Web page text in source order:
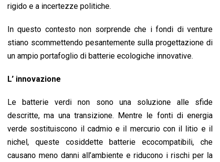
rigido e a incertezze politiche.
In questo contesto non sorprende che i fondi di venture
stiano scommettendo pesantemente sulla progettazione di
un ampio portafoglio di batterie ecologiche innovative.
L’ innovazione
Le batterie verdi non sono una soluzione alle sfide
descritte, ma una transizione. Mentre le fonti di energia
verde sostituiscono il cadmio e il mercurio con il litio e il
nichel, queste cosiddette batterie ecocompatibili, che
causano meno danni all’ambiente e riducono i rischi per la